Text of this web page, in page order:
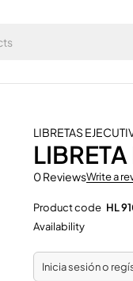
LIBRETAS
0 ReviewsWrite a
Product code HL
Availability
Inicia sesión o